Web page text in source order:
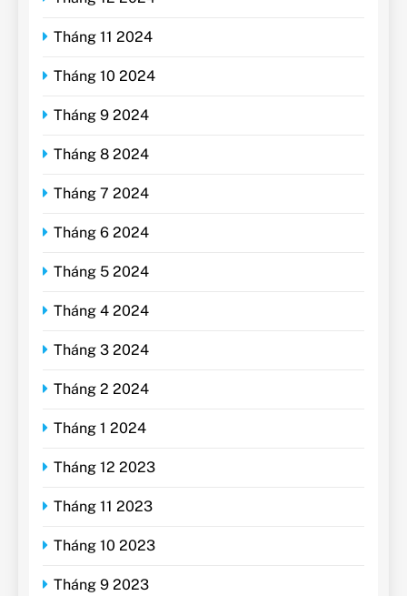
Tháng 11 2024
Tháng 10 2024
Tháng 9 2024
Tháng 8 2024
Tháng 7 2024
Tháng 6 2024
Tháng 5 2024
Tháng 4 2024
Tháng 3 2024
Tháng 2 2024
Tháng 1 2024
Tháng 12 2023
Tháng 11 2023
Tháng 10 2023
Tháng 9 2023